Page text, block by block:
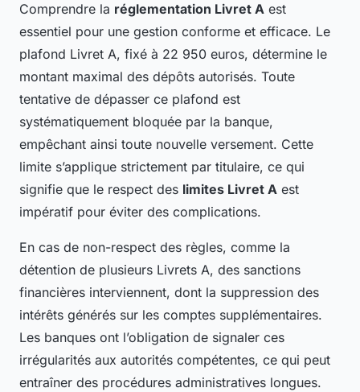
Comprendre la réglementation Livret A est
essentiel pour une gestion conforme et efficace. Le
plafond Livret A, fixé à 22 950 euros, détermine le
montant maximal des dépôts autorisés. Toute
tentative de dépasser ce plafond est
systématiquement bloquée par la banque,
empêchant ainsi toute nouvelle versement. Cette
limite s’applique strictement par titulaire, ce qui
signifie que le respect des limites Livret A est
impératif pour éviter des complications.
En cas de non-respect des règles, comme la
détention de plusieurs Livrets A, des sanctions
financières interviennent, dont la suppression des
intérêts générés sur les comptes supplémentaires.
Les banques ont l’obligation de signaler ces
irrégularités aux autorités compétentes, ce qui peut
entraîner des procédures administratives longues.